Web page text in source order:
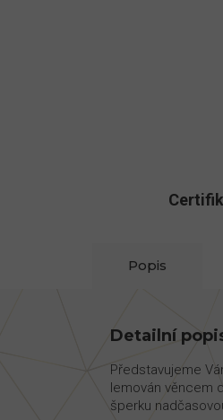
Popis
Detailní
Představujeme
lemován věncem
šperku